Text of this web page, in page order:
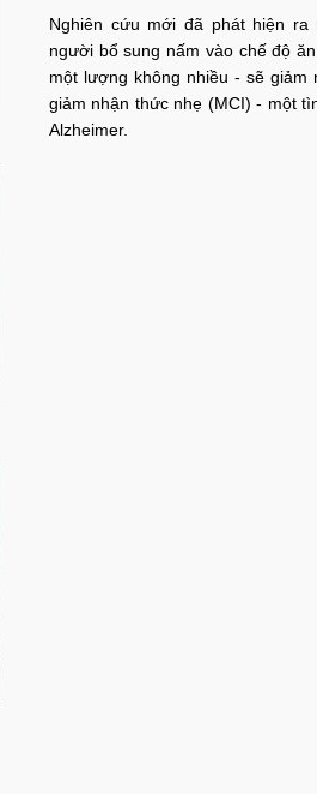
Nghiên cứu mới đã phát hiện ra
người bổ sung nấm vào chế độ
một lượng không nhiều - sẽ giảm
giảm nhận thức nhẹ (MCI) - một
Alzheimer.